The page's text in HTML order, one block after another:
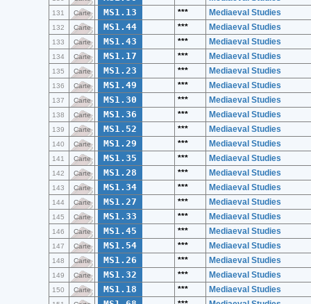
131 Carte MS1.13 *** Mediaeval Studies
132 Carte MS1.44 *** Mediaeval Studies
133 Carte MS1.43 *** Mediaeval Studies
134 Carte MS1.17 *** Mediaeval Studies
135 Carte MS1.23 *** Mediaeval Studies
136 Carte MS1.49 *** Mediaeval Studies
137 Carte MS1.30 *** Mediaeval Studies
138 Carte MS1.36 *** Mediaeval Studies
139 Carte MS1.52 *** Mediaeval Studies
140 Carte MS1.29 *** Mediaeval Studies
141 Carte MS1.35 *** Mediaeval Studies
142 Carte MS1.28 *** Mediaeval Studies
143 Carte MS1.34 *** Mediaeval Studies
144 Carte MS1.27 *** Mediaeval Studies
145 Carte MS1.33 *** Mediaeval Studies
146 Carte MS1.45 *** Mediaeval Studies
147 Carte MS1.54 *** Mediaeval Studies
148 Carte MS1.26 *** Mediaeval Studies
149 Carte MS1.32 *** Mediaeval Studies
150 Carte MS1.18 *** Mediaeval Studies